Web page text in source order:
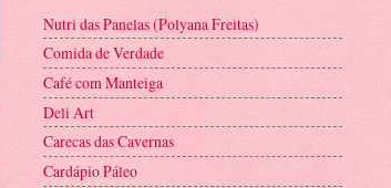
Nutri das Panelas (Polyana Freitas)
Comida de Verdade
Café com Manteiga
Deli Art
Carecas das Cavernas
Cardápio Páleo